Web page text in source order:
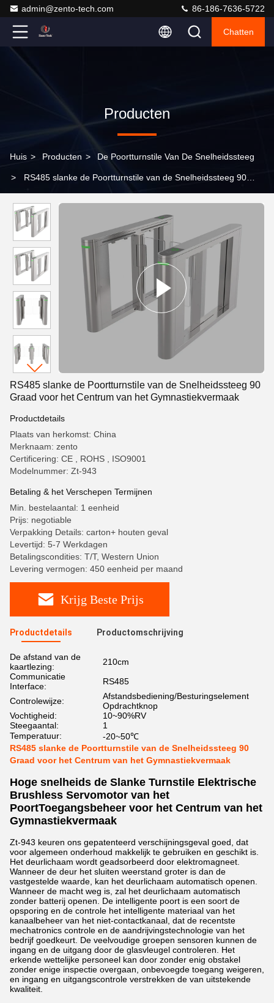
admin@zento-tech.com 86-186-7636-5722
Chatten
Producten
Huis > Producten > De Poortturnstile Van De Snelheidssteeg
> RS485 slanke de Poortturnstile van de Snelheidssteeg 90
RS485 slanke de Poortturnstile van de Snelheidssteeg 90
Graad voor het Centrum van het Gymnastiekvermaak
Productdetails
Plaats van herkomst: China
Merknaam: zento
Certificering: CE , ROHS , ISO9001
Modelnummer: Zt-943
Betaling & het Verschepen Termijnen
Min. bestelaantal: 1 eenheid
Prijs: negotiable
Verpakking Details: carton+ houten geval
Levertijd: 5-7 Werkdagen
Betalingscondities: T/T, Western Union
Levering vermogen: 450 eenheid per maand
Krijg Beste Prijs
Productdetails Productomschrijving
De afstand van de
kaartlezing:
210cm
Communicatie
Interface:
RS485
Controlewijze:
Afstandsbediening/Besturingselement
Opdrachtknop
Vochtigheid:
10~90%RV
Steegaantal:
1
Temperatuur:
-20~50℃
RS485 slanke de Poortturnstile van de Snelheidssteeg 90
Graad voor het Centrum van het Gymnastiekvermaak
Hoge snelheids de Slanke Turnstile Elektrische
Brushless Servomotor van het
PoortToegangsbeheer voor het Centrum van het
Gymnastiekvermaak
Zt-943 keuren ons gepatenteerd verschijningsgeval goed, dat
voor algemeen onderhoud makkelijk te gebruiken en geschikt is.
Het deurlichaam wordt geadsorbeerd door elektromagneet.
Wanneer de deur het sluiten weerstand groter is dan de
vastgestelde waarde, kan het deurlichaam automatisch openen.
Wanneer de macht weg is, zal het deurlichaam automatisch
zonder batterij openen. De intelligente poort is een soort de
opsporing en de controle het intelligente materiaal van het
kanaalbeheer van het niet-contactkanaal, dat de recentste
mechatronics controle en de aandrijvingstechnologie van het
bedrijf goedkeurt. De veelvoudige groepen sensoren kunnen de
ingang en de uitgang door de glasvleugel controleren. Het
erkende wettelijke personeel kan door zonder enig obstakel
zonder enige inspectie overgaan, onbevoegde toegang weigeren,
en ingang en uitgangscontrole verstrekken de van uitstekende
kwaliteit.